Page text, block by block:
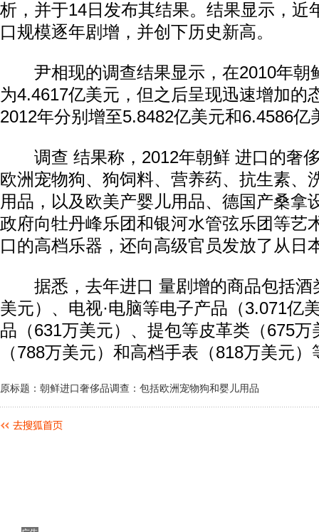
析，并于14日发布其结果。结果显示，近
口规模逐年剧增，并创下历史新高。
尹相现的调查结果显示，在2010年朝
为4.4617亿美元，但之后呈现迅速增加的
2012年分别增至5.8482亿美元和6.4586亿
调查 结果称，2012年朝鲜 进口的奢
欧洲宠物狗、狗饲料、营养药、抗生素、
用品，以及欧美产婴儿用品、德国产桑拿
政府向牡丹峰乐团和银河水管弦乐团等艺
口的高档乐器，还向高级官员发放了从日
据悉，去年进口 量剧增的商品包括酒
美元）、电视·电脑等电子产品（3.071亿
品（631万美元）、提包等皮革类（675万
（788万美元）和高档手表（818万美元）
原标题：朝鲜进口奢侈品调查：包括欧洲宠物狗和婴儿用品